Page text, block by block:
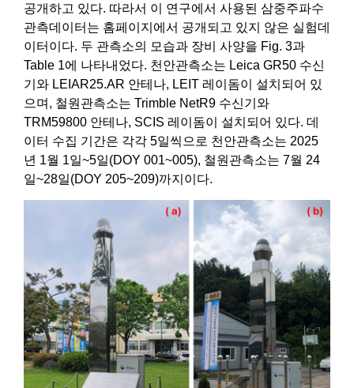
공개하고 있다. 따라서 이 연구에서 사용된 삼중주파수
관측데이터는 홈페이지에서 공개되고 있지 않은 실험데
이터이다. 두 관측소의 모습과 장비 사양을 Fig. 3과
Table 1에 나타내었다. 천안관측소는 Leica GR50 수신
기와 LEIAR25.AR 안테나, LEIT 레이돔이 설치되어 있
으며, 철원관측소는 Trimble NetR9 수신기와
TRM59800 안테나, SCIS 레이돔이 설치되어 있다. 데
이터 수집 기간은 각각 5일씩으로 천안관측소는 2025
년 1월 1일~5일(DOY 001~005), 철원관측소는 7월 24
일~28일(DOY 205~209)까지이다.